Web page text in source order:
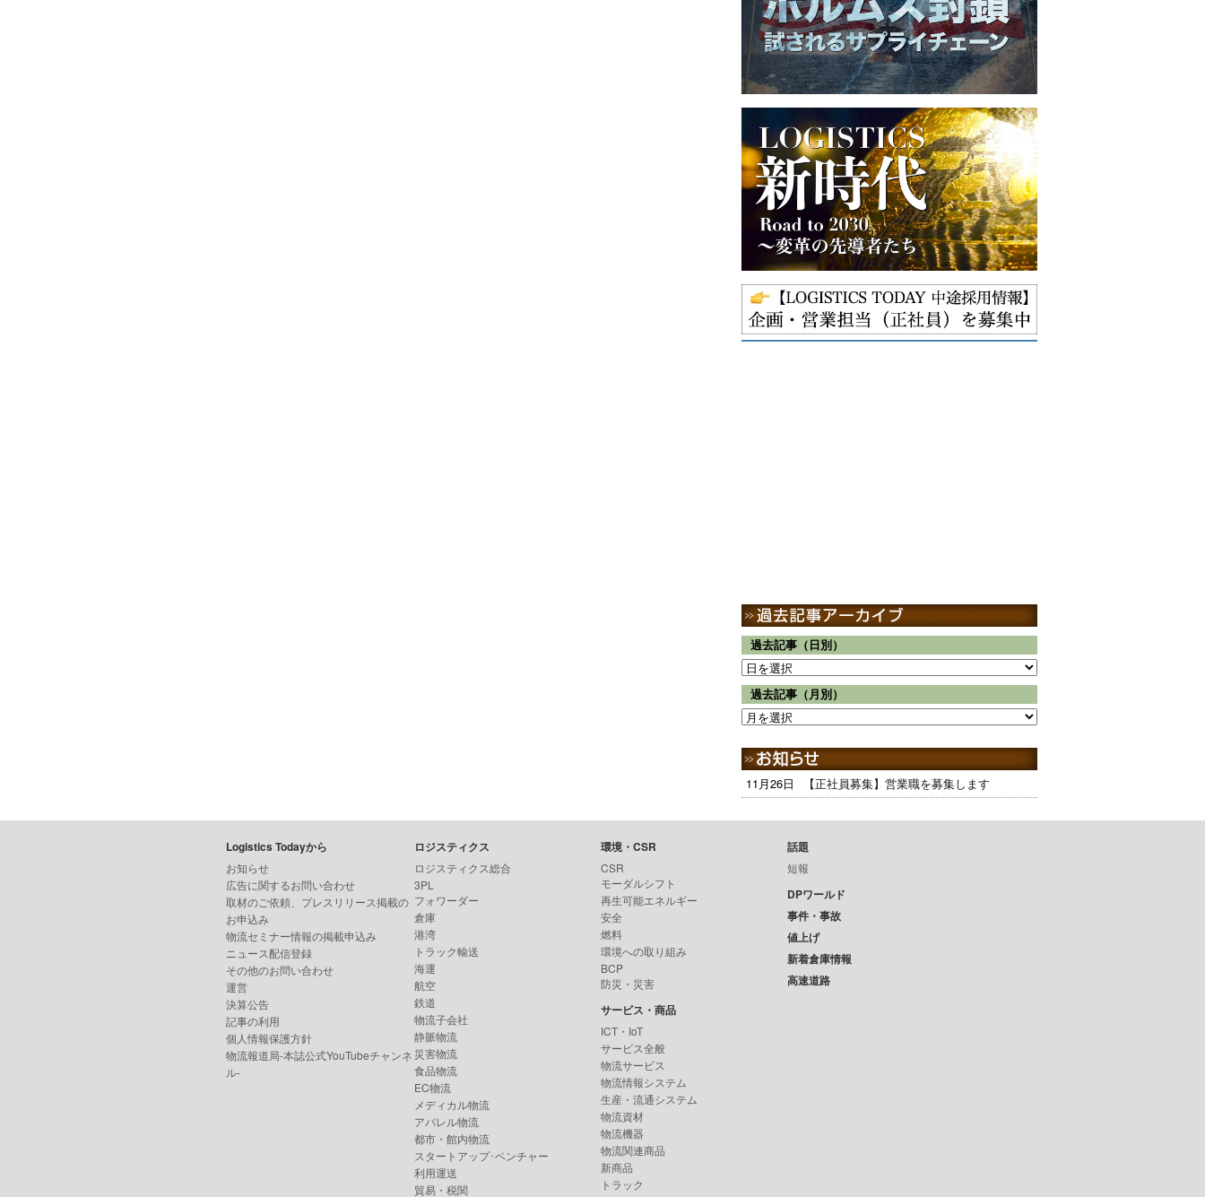
過去記事（日別）
過去記事（月別）
11月26日 【正社員募集】営業職を募集します
Logistics Todayから
お知らせ
広告に関するお問い合わせ
取材のご依頼、プレスリリース掲載の
お申込み
物流セミナー情報の掲載申込み
ニュース配信登録
その他のお問い合わせ
運営
決算公告
記事の利用
個人情報保護方針
物流報道局-本誌公式YouTubeチャンネ
ル-
ロジスティクス
ロジスティクス総合
3PL
フォワーダー
倉庫
港湾
トラック輸送
海運
航空
鉄道
物流子会社
静脈物流
災害物流
食品物流
EC物流
メディカル物流
アパレル物流
都市・館内物流
スタートアップ･ベンチャー
利用運送
貿易・税関
環境・CSR
CSR
モーダルシフト
再生可能エネルギー
安全
燃料
環境への取り組み
BCP
防災・災害
サービス・商品
ICT・IoT
サービス全般
物流サービス
物流情報システム
生産・流通システム
物流資材
物流機器
物流関連商品
新商品
トラック
話題
短報
DPワールド
事件・事故
値上げ
新着倉庫情報
高速道路